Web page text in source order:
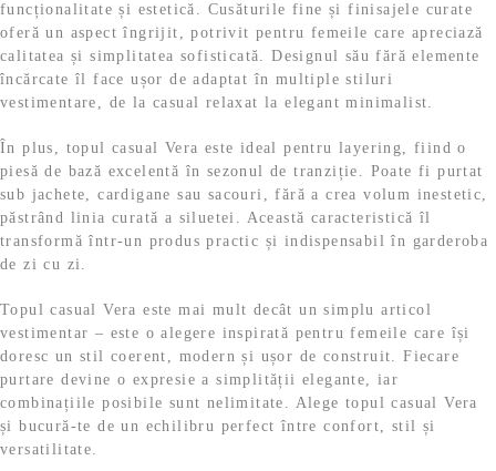
funcționalitate și estetică. Cusăturile fine și finisajele curate
oferă un aspect îngrijit, potrivit pentru femeile care apreciază
calitatea și simplitatea sofisticată. Designul său fără elemente
încărcate îl face ușor de adaptat în multiple stiluri
vestimentare, de la casual relaxat la elegant minimalist.
În plus, topul casual Vera este ideal pentru layering, fiind o
piesă de bază excelentă în sezonul de tranziție. Poate fi purtat
sub jachete, cardigane sau sacouri, fără a crea volum inestetic,
păstrând linia curată a siluetei. Această caracteristică îl
transformă într-un produs practic și indispensabil în garderoba
de zi cu zi.
Topul casual Vera este mai mult decât un simplu articol
vestimentar – este o alegere inspirată pentru femeile care își
doresc un stil coerent, modern și ușor de construit. Fiecare
purtare devine o expresie a simplității elegante, iar
combinațiile posibile sunt nelimitate. Alege topul casual Vera
și bucură-te de un echilibru perfect între confort, stil și
versatilitate.